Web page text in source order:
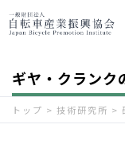
ギヤ・クランク
トップ > 技術研究所 >